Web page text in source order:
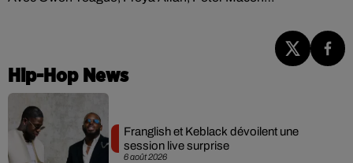
Hip-Hop News
6 août 2026
Franglish et Keblack dévoilent une
session live surprise